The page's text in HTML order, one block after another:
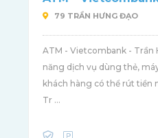
79 TRẦN HƯNG ĐẠO
ATM - Vietcombank - Trần
năng dịch vụ dùng thẻ,
khách hàng có thể rút tiền
Tr ...